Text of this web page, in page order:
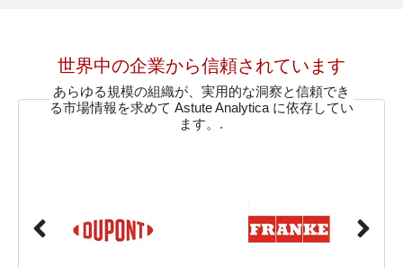
世界中の企業から信頼されています
あらゆる規模の組織が、実用的な洞察と信頼でき
る市場情報を求めて Astute Analytica に依存してい
ます。.